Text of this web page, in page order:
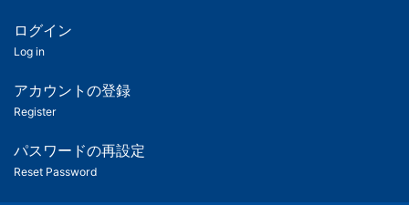
ツ
匿
名
ユ
ー
ログイン
Log in
アカウントの登録
Register
パスワードの再設定
Reset Password